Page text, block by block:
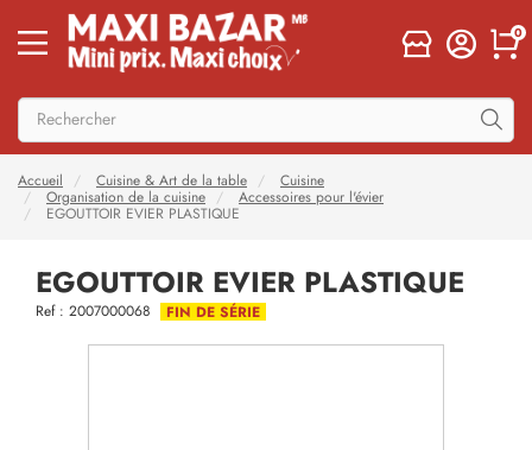
0
Accueil Cuisine & Art de la table
Cuisine
Organisation de la cuisine
Accessoires pour l'évier
EGOUTTOIR EVIER PLASTIQUE
EGOUTTOIR EVIER PLASTIQUE
Ref : 2007000068 FIN DE SÉRIE